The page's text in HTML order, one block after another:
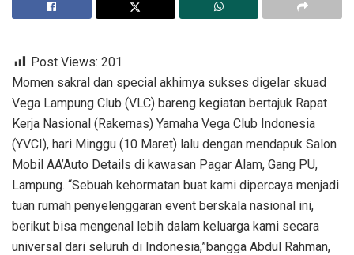
Post Views: 201
Momen sakral dan special akhirnya sukses digelar skuad
Vega Lampung Club (VLC) bareng kegiatan bertajuk Rapat
Kerja Nasional (Rakernas) Yamaha Vega Club Indonesia
(YVCI), hari Minggu (10 Maret) lalu dengan mendapuk Salon
Mobil AA’Auto Details di kawasan Pagar Alam, Gang PU,
Lampung. “Sebuah kehormatan buat kami dipercaya menjadi
tuan rumah penyelenggaran event berskala nasional ini,
berikut bisa mengenal lebih dalam keluarga kami secara
universal dari seluruh di Indonesia,”bangga Abdul Rahman,